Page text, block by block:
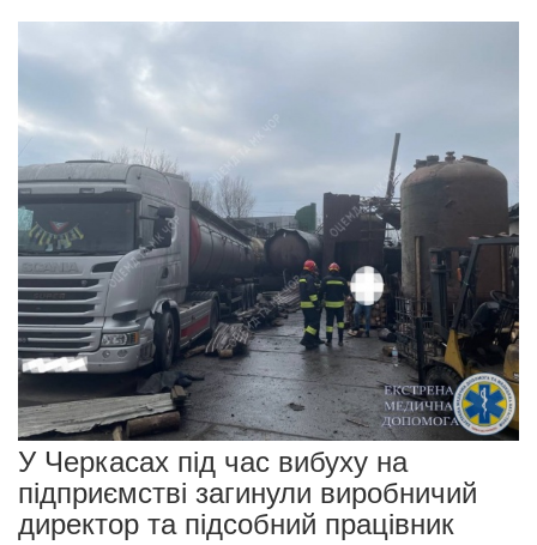
У Черкасах під час вибуху на
підприємстві загинули виробничий
директор та підсобний працівник